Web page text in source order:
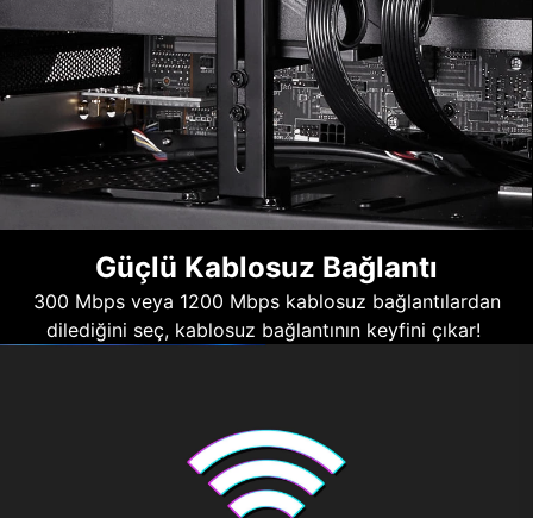
Güçlü Kablosuz Bağlantı
300 Mbps veya 1200 Mbps kablosuz bağlantılardan
dilediğini seç, kablosuz bağlantının keyfini çıkar!